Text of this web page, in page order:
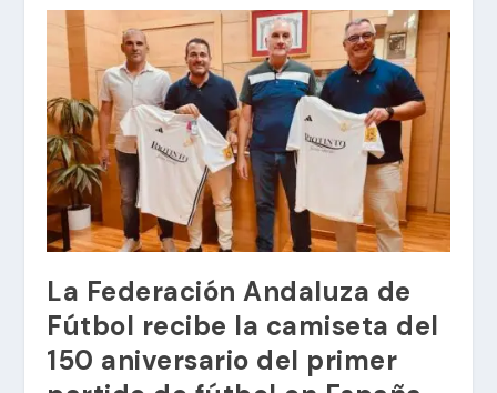
La Federación Andaluza de
Fútbol recibe la camiseta del
150 aniversario del primer